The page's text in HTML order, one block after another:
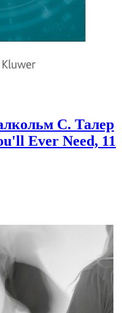
С. Талер
Ever Need, 11